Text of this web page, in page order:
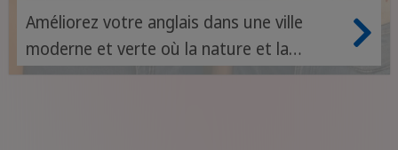
Améliorez votre anglais dans une ville
moderne et verte où la nature et la
culture mondiale parlent la même langue.